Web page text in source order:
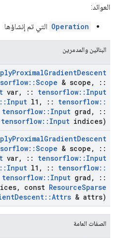
العوائد:
Operation التي تم إنشاؤها
البنائين والمدمرين
ProximalGradientDescent
::Scope & scope ,
::
var, :: tensorflow:: Input
:: Input l1 , :: tensorflow::
tensorflow:: Input grad ,
::
tensorflow:: Input indices)
ProximalGradientDescent
::Scope & scope ,
::
var, :: tensorflow:: Input
:: Input l1 , :: tensorflow::
tensorflow:: Input grad ,
::
, const ResourceSparse
Descent::Attrs & attrs)
الصفات العامة